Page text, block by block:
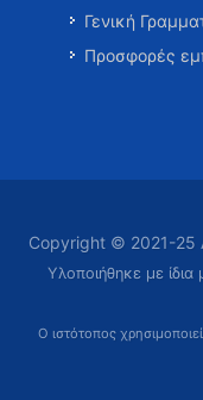
Γενική
Προσφορές
Copyright © 2021-25
Υλοποιήθηκε με
Ο ιστότοπος